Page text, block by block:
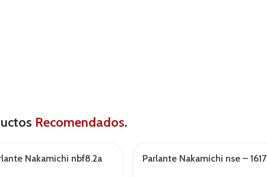
Recomendados.
Nakamichi nbf8.2a Parlante Nakamichi nse – 1617